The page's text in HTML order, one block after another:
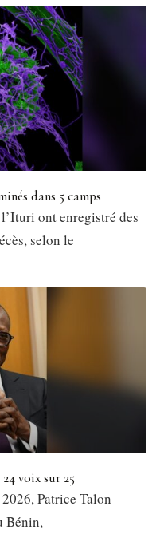
dans 5 camps
ont enregistré des
selon le
voix sur 25
Patrice Talon
Bénin,